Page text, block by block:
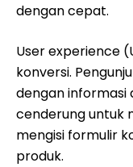
dengan cepat.
User experience
konversi.
dengan informasi
cenderung untuk
mengisi formulir
produk.